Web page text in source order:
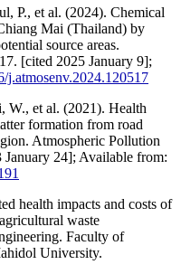
P., et al. (2024). Chemical
Mai (Thailand) by
source areas.
[cited 2025 January 9];
j.atmosenv.2024.120517
W., et al. (2021). Health
formation from road
Atmospheric Pollution
January 24]; Available from:
health impacts and costs of
waste
Faculty of
University.